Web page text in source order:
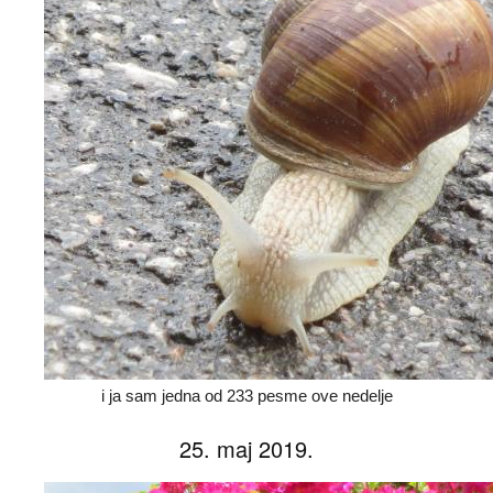
i ja sam jedna od 233 pesme ove nedelje
25. maj 2019.